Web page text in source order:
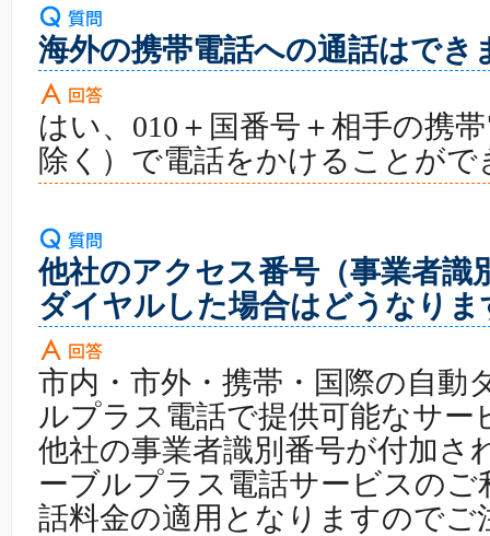
海外の携帯電話への通話はでき
はい、010＋国番号＋相手の携
除く）で電話をかけることがで
他社のアクセス番号（事業者識
ダイヤルした場合はどうなりま
市内・市外・携帯・国際の自動
ルプラス電話で提供可能なサ
他社の事業者識別番号が付加さ
ーブルプラス電話サービスの
話料金の適用となりますのでご